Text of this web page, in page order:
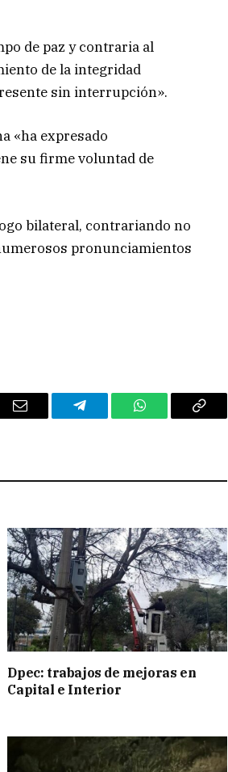
de paz y contraria al
de la integridad
sin interrupción».
«ha expresado
su firme voluntad de
bilateral, contrariando no
pronunciamientos
Email Telegram WhatsAppCopy
Dpec: trabajos de mejoras en
Capital e Interior